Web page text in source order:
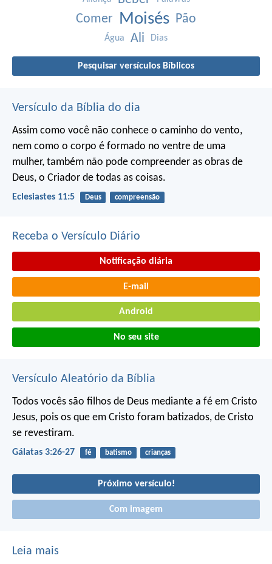
Comer Moisés Pão
Água Ali Dias
Pesquisar versículos Bíblicos
Versículo da Bíblia do dia
Assim como você não conhece o caminho do vento,
nem como o corpo é formado no ventre de uma
mulher, também não pode compreender as obras de
Deus, o Criador de todas as coisas.
Eclesiastes 11:5 Deus compreensão
Receba o Versículo Diário
Notificação diária
E-mail
Android
No seu site
Versículo Aleatório da Bíblia
Todos vocês são filhos de Deus mediante a fé em Cristo
Jesus, pois os que em Cristo foram batizados, de Cristo
se revestiram.
Gálatas 3:26-27 fé batismo crianças
Próximo versículo!
Com imagem
Leia mais